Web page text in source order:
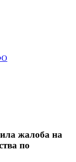
жалоба на
по